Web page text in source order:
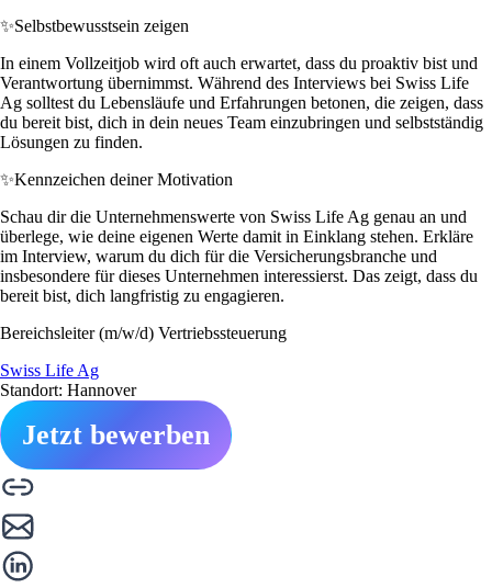
✨Selbstbewusstsein zeigen
In einem Vollzeitjob wird oft auch erwartet, dass du proaktiv bist und
Verantwortung übernimmst. Während des Interviews bei Swiss Life
Ag solltest du Lebensläufe und Erfahrungen betonen, die zeigen, dass
du bereit bist, dich in dein neues Team einzubringen und selbstständig
Lösungen zu finden.
✨Kennzeichen deiner Motivation
Schau dir die Unternehmenswerte von Swiss Life Ag genau an und
überlege, wie deine eigenen Werte damit in Einklang stehen. Erkläre
im Interview, warum du dich für die Versicherungsbranche und
insbesondere für dieses Unternehmen interessierst. Das zeigt, dass du
bereit bist, dich langfristig zu engagieren.
Bereichsleiter (m/w/d) Vertriebssteuerung
Swiss Life Ag
Standort: Hannover
Jetzt bewerben